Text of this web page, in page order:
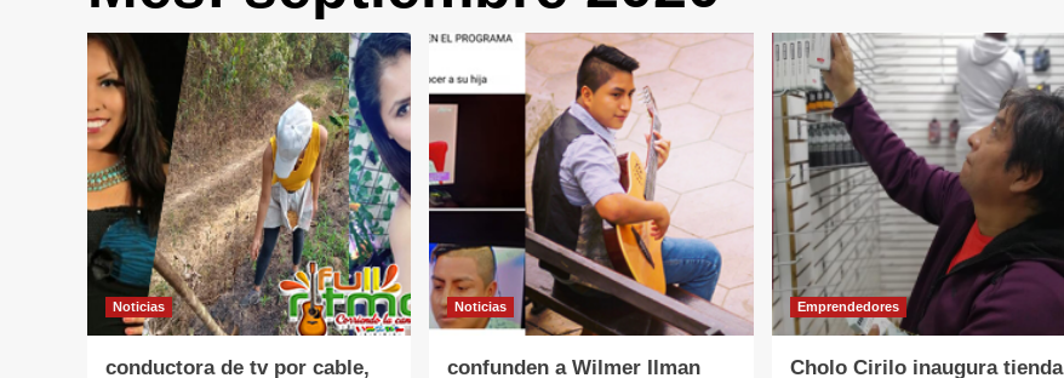
Noticias
conductora de tv por cable,
Noticias
confunden a Wilmer Ilman
Emprendedores
Cholo Cirilo inaugura tienda